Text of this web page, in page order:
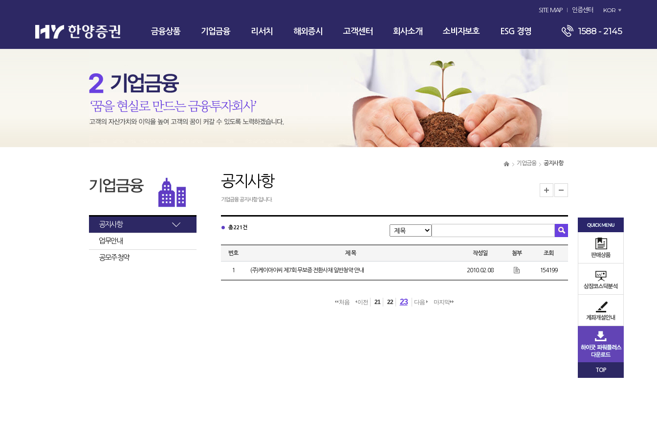
SITE MAP 인증센터 KOR
금융상품 기업금융 리서치 해외증시 고객센터 회사소개 소비자보호 ESG 경영 1588 - 2145
기업금융 공지사항
공지사항
업무안내
공모주 청약
공지사항
기업금융 공지사항 입니다.
총 221건
번호 제 목 작성일 첨부 조회
1 (주)케이아이씨 제7회 무보증 전환사채 일반청약 안내 2010.02.08 154199
처음 이전 21 22 23 다음 마지막
TOP